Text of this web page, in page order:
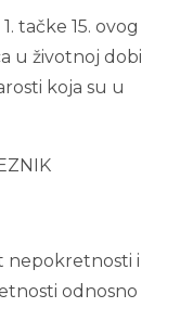
tačke 15. ovog
u životnoj dobi
koja su u
nepokretnosti i
odnosno